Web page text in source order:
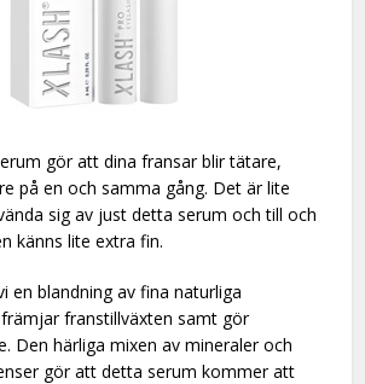
gör att dina fransar blir tätare,
på en och samma gång. Det är lite
sig av just detta serum och till och
känns lite extra fin.
en blandning av fina naturliga
franstillväxten samt gör
Den härliga mixen av mineraler och
gör att detta serum kommer att